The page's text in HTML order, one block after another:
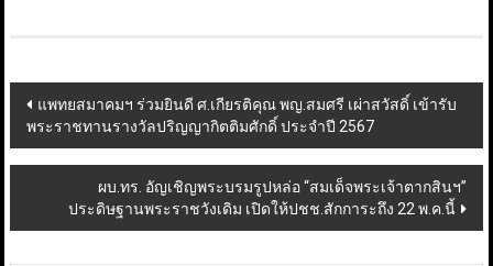
Post
navigation
แพทยสมาคมฯ ร่วมยินดี ศ.เกียรติคุณ พญ.สมศรี เผ่าสวัสดิ์ เข้ารับ
พระราชทานรางวัลปริญญากิตติมศักดิ์ ประจำปี 2567
ผบ.ทร. อัญเชิญพระบรมรูปหล่อ “สมเด็จพระเจ้าตากสินฯ”
ประดิษฐานพระราชวังเดิม เปิดให้ปชช.สักการะถึง 22 พ.ค.นี้